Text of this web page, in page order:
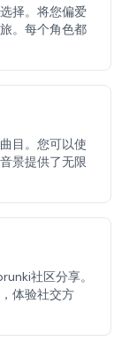
择。将您偏爱
。每个角色都
目。您可以使
景提供了无限
社区分享。
体验社交方